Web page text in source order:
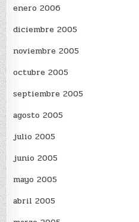
enero 2006
diciembre 2005
noviembre 2005
octubre 2005
septiembre 2005
agosto 2005
julio 2005
junio 2005
mayo 2005
abril 2005